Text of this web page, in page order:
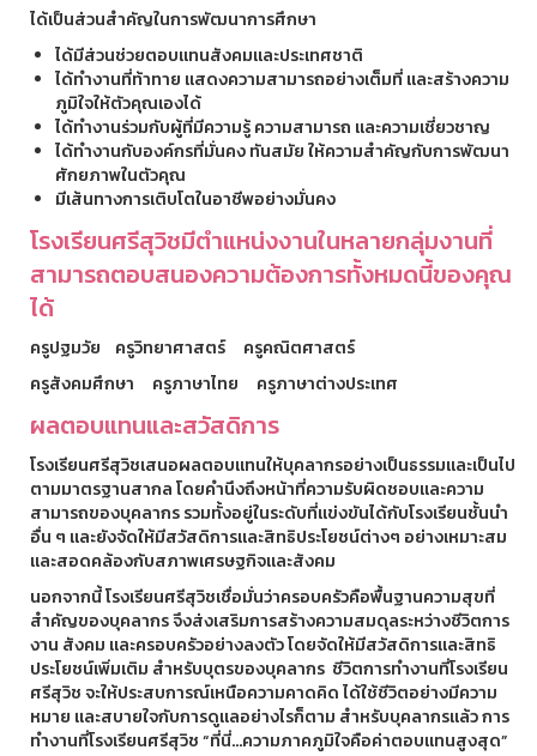
ได้เป็นส่วนสำคัญในการพัฒนาการศึกษา
ได้มีส่วนช่วยตอบแทนสังคมและประเทศชาติ
ได้ทำงานที่ท้าทาย แสดงความสามารถอย่างเต็มที่ และสร้างความ
ภูมิใจให้ตัวคุณเองได้
ได้ทำงานร่วมกับผู้ที่มีความรู้ ความสามารถ และความเชี่ยวชาญ
ได้ทำงานกับองค์กรที่มั่นคง ทันสมัย ให้ความสำคัญกับการพัฒนา
ศักยภาพในตัวคุณ
มีเส้นทางการเติบโตในอาชีพอย่างมั่นคง
โรงเรียนศรีสุวิชมีตำแหน่งงานในหลายกลุ่มงานที่
สามารถตอบสนองความต้องการทั้งหมดนี้ของคุณ
ได้
ครูปฐมวัย ครูวิทยาศาสตร์ ครูคณิตศาสตร์
ครูสังคมศึกษา ครูภาษาไทย ครูภาษาต่างประเทศ
ผลตอบแทนและสวัสดิการ
โรงเรียนศรีสุวิชเสนอผลตอบแทนให้บุคลากรอย่างเป็นธรรมและเป็นไป
ตามมาตรฐานสากล โดยคำนึงถึงหน้าที่ความรับผิดชอบและความ
สามารถของบุคลากร รวมทั้งอยู่ในระดับที่แข่งขันได้กับโรงเรียนชั้นนำ
อื่น ๆ และยังจัดให้มีสวัสดิการและสิทธิประโยชน์ต่างๆ อย่างเหมาะสม
และสอดคล้องกับสภาพเศรษฐกิจและสังคม
นอกจากนี้ โรงเรียนศรีสุวิชเชื่อมั่นว่าครอบครัวคือพื้นฐานความสุขที่
สำคัญของบุคลากร จึงส่งเสริมการสร้างความสมดุลระหว่างชีวิตการ
งาน สังคม และครอบครัวอย่างลงตัว โดยจัดให้มีสวัสดิการและสิทธิ
ประโยชน์เพิ่มเติม สำหรับบุตรของบุคลากร ชีวิตการทำงานที่โรงเรียน
ศรีสุวิช จะให้ประสบการณ์เหนือความคาดคิด ได้ใช้ชีวิตอย่างมีความ
หมาย และสบายใจกับการดูแลอย่างไรก็ตาม สำหรับบุคลากรแล้ว การ
ทำงานที่โรงเรียนศรีสุวิช “ที่นี่...ความภาคภูมิใจคือค่าตอบแทนสูงสุด”